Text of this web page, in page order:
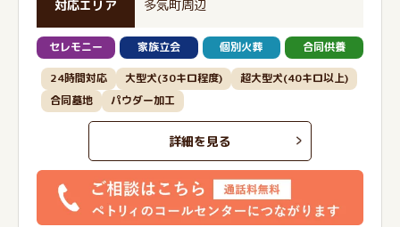
対応エリア 多気町周辺
セレモニー 家族立会 個別火葬 合同供養
24時間対応 大型犬(30キロ程度)
超大型犬(40キロ以上)
合同墓地
パウダー加工
詳細を見る